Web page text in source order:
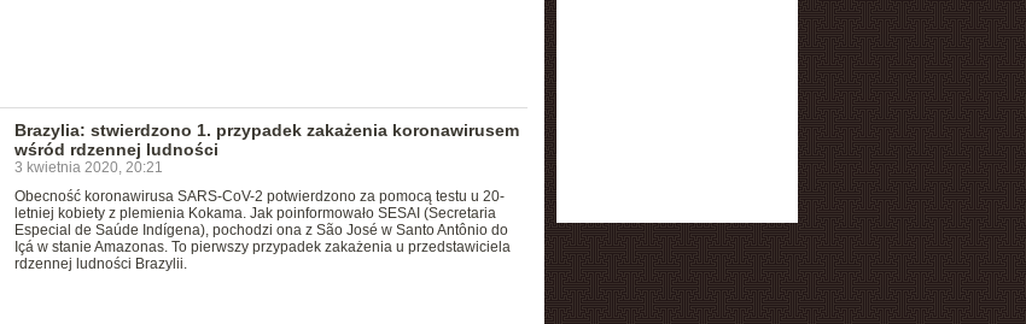
Brazylia: stwierdzono 1. przypadek zakażenia koronawirusem
wśród rdzennej ludności
3 kwietnia 2020, 20:21
Obecność koronawirusa SARS-CoV-2 potwierdzono za pomocą testu u 20-
letniej kobiety z plemienia Kokama. Jak poinformowało SESAI (Secretaria
Especial de Saúde Indígena), pochodzi ona z São José w Santo Antônio do
Içá w stanie Amazonas. To pierwszy przypadek zakażenia u przedstawiciela
rdzennej ludności Brazylii.